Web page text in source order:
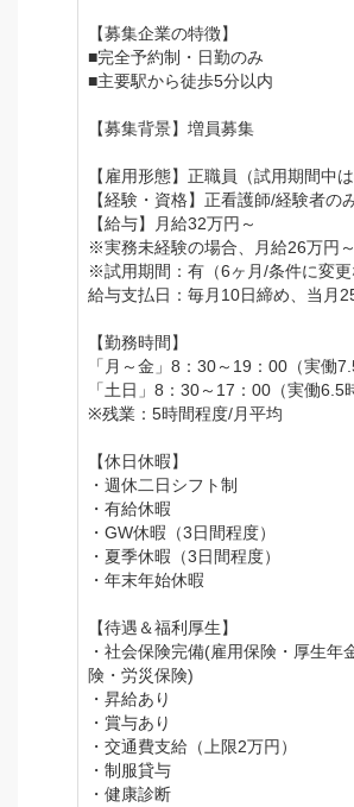
【募集企業の特徴】
■完全予約制・日勤のみ
■主要駅から徒歩5分以内
【募集背景】増員募集
【雇用形態】正職員（試用期間中は
【経験・資格】正看護師/経験者の
【給与】月給32万円～
※実務未経験の場合、月給26万円～
※試用期間：有（6ヶ月/条件に変更
給与支払日：毎月10日締め、当月
【勤務時間】
「月～金」8：30～19：00（実働
「土日」8：30～17：00（実働6.5
※残業：5時間程度/月平均
【休日休暇】
・週休二日シフト制
・有給休暇
・GW休暇（3日間程度）
・夏季休暇（3日間程度）
・年末年始休暇
【待遇＆福利厚生】
・社会保険完備(雇用保険・厚生年
険・労災保険)
・昇給あり
・賞与あり
・交通費支給（上限2万円）
・制服貸与
・健康診断